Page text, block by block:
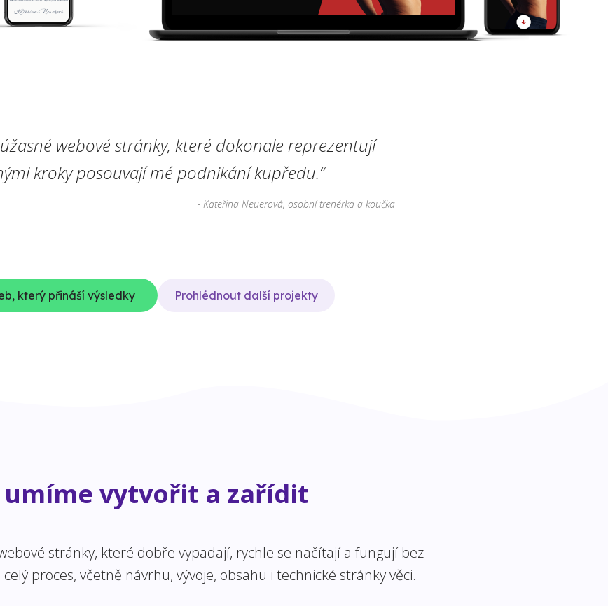
webové stránky, které dokonale reprezentují
kroky posouvají mé podnikání kupředu.“
- Kateřina Neuerová, osobní trenérka a koučka
který přináší výsledky Prohlédnout další projekty
umíme vytvořit a zařídit
stránky, které dobře vypadají, rychle se načítají a fungují bez
proces, včetně návrhu, vývoje, obsahu i technické stránky věci.